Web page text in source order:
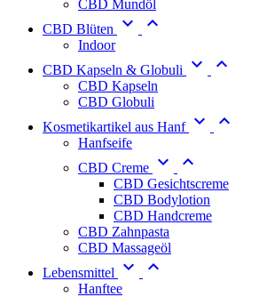
CBD Mundöl
CBD Blüten
 
Indoor
CBD Kapseln & Globuli
 
CBD Kapseln
CBD Globuli
Kosmetikartikel aus Hanf  
Hanfseife
CBD Creme  
CBD Gesichtscreme
CBD Bodylotion
CBD Handcreme
CBD Zahnpasta
CBD Massageöl
Lebensmittel
 
Hanftee